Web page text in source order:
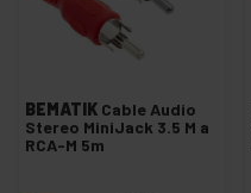
BEMATIK Cable Audio
Stereo MiniJack 3.5 M a
RCA-M 5m